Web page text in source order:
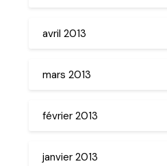
avril 2013
mars 2013
février 2013
janvier 2013